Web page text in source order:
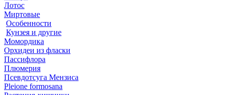
Лотос
Миртовые
Особенности
Кунзея и другие
Момордика
Орхидеи из фласки
Пассифлора
Плюмерия
Псевдотсуга Мензиса
Pleione formosana